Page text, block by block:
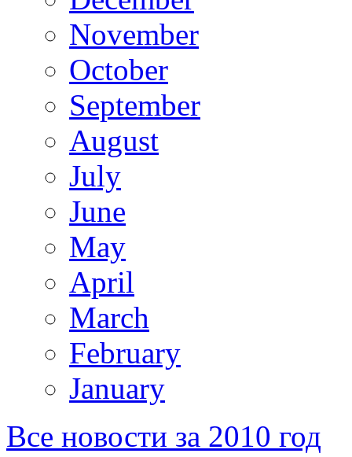
November
October
September
August
July
June
May
April
March
February
January
Все новости за 2010 год